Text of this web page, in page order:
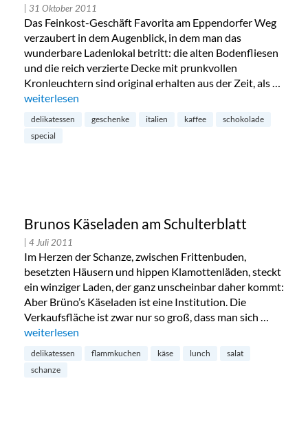
| 31 Oktober 2011
Das Feinkost-Geschäft Favorita am Eppendorfer Weg
verzaubert in dem Augenblick, in dem man das
wunderbare Ladenlokal betritt: die alten Bodenfliesen
und die reich verzierte Decke mit prunkvollen
Kronleuchtern sind original erhalten aus der Zeit, als …
„Favorita am Eppendorfer Weg“
weiterlesen
delikatessen geschenke italien kaffee
schokolade
special
Brunos Käseladen am Schulterblatt
| 4 Juli 2011
Im Herzen der Schanze, zwischen Frittenbuden,
besetzten Häusern und hippen Klamottenläden, steckt
ein winziger Laden, der ganz unscheinbar daher kommt:
Aber Brüno’s Käseladen ist eine Institution. Die
Verkaufsfläche ist zwar nur so groß, dass man sich …
„Brunos Käseladen am Schulterblatt“
weiterlesen
delikatessen flammkuchen käse lunch
salat
schanze